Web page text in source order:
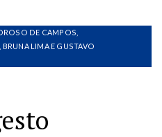
DE CAMPOS,
BRUNA LIMA E GUSTAVO